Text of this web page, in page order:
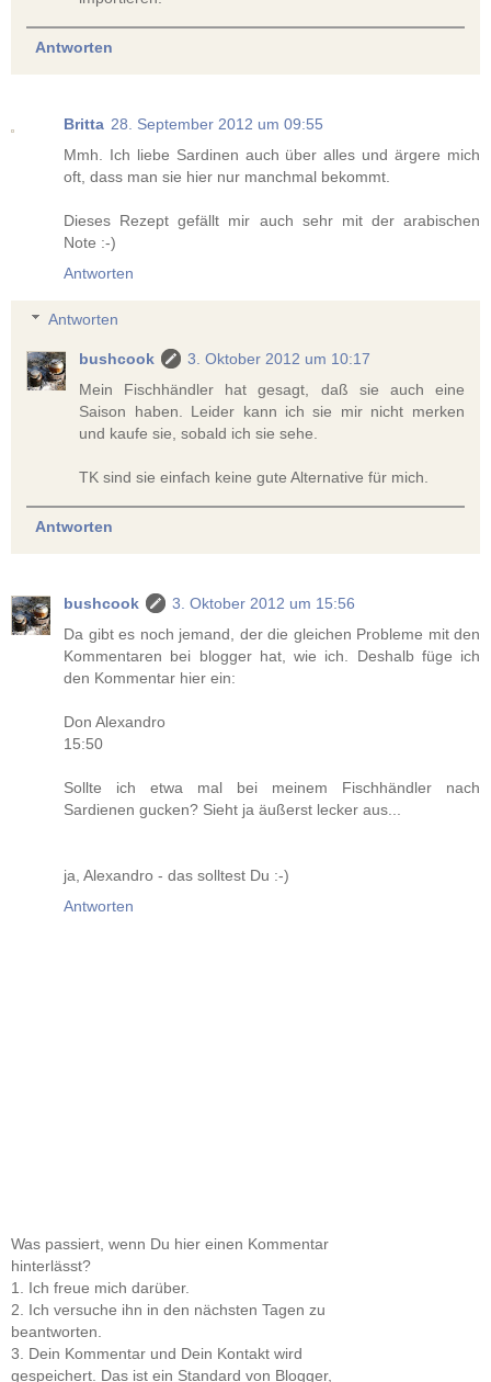
Antworten
Britta 28. September 2012 um 09:55
Mmh. Ich liebe Sardinen auch über alles und ärgere mich
oft, dass man sie hier nur manchmal bekommt.
Dieses Rezept gefällt mir auch sehr mit der arabischen
Note :-)
Antworten
Antworten
bushcook
3. Oktober 2012 um 10:17
Mein Fischhändler hat gesagt, daß sie auch eine
Saison haben. Leider kann ich sie mir nicht merken
und kaufe sie, sobald ich sie sehe.
TK sind sie einfach keine gute Alternative für mich.
Antworten
bushcook
3. Oktober 2012 um 15:56
Da gibt es noch jemand, der die gleichen Probleme mit den
Kommentaren bei blogger hat, wie ich. Deshalb füge ich
den Kommentar hier ein:
Don Alexandro
15:50
Sollte ich etwa mal bei meinem Fischhändler nach
Sardienen gucken? Sieht ja äußerst lecker aus...
ja, Alexandro - das solltest Du :-)
Antworten
Was passiert, wenn Du hier einen Kommentar
hinterlässt?
1. Ich freue mich darüber.
2. Ich versuche ihn in den nächsten Tagen zu
beantworten.
3. Dein Kommentar und Dein Kontakt wird
gespeichert. Das ist ein Standard von Blogger,